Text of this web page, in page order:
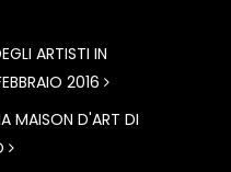
ARTISTI IN
2016
MAISON D'ART DI